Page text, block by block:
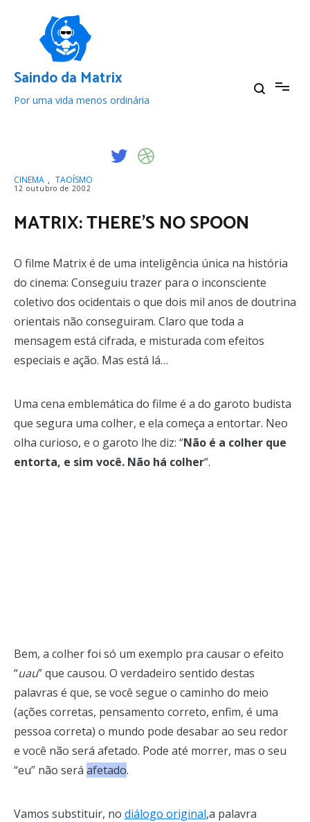
conteúdo
Saindo da Matrix
Por uma vida menos ordinária
CINEMA , TAOÍSMO
12 outubro de 2002
MATRIX: THERE’S NO SPOON
O filme Matrix é de uma inteligência única na história
do cinema: Conseguiu trazer para o inconsciente
coletivo dos ocidentais o que dois mil anos de doutrina
orientais não conseguiram. Claro que toda a
mensagem está cifrada, e misturada com efeitos
especiais e ação. Mas está lá…
Uma cena emblemática do filme é a do garoto budista
que segura uma colher, e ela começa a entortar. Neo
olha curioso, e o garoto lhe diz: “Não é a colher que
entorta, e sim você. Não há colher“.
Bem, a colher foi só um exemplo pra causar o efeito
“uau” que causou. O verdadeiro sentido destas
palavras é que, se você segue o caminho do meio
(ações corretas, pensamento correto, enfim, é uma
pessoa correta) o mundo pode desabar ao seu redor
e você não será afetado. Pode até morrer, mas o seu
“eu” não será afetado.
Vamos substituir, no diálogo original,a palavra